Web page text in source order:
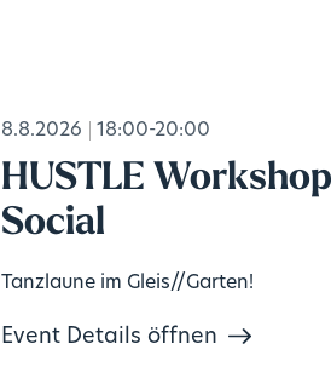
8.8.2026 18:00-20:00
HUSTLE
Social
Tanzlaune im Gleis//Garten!
Event Details öffnen